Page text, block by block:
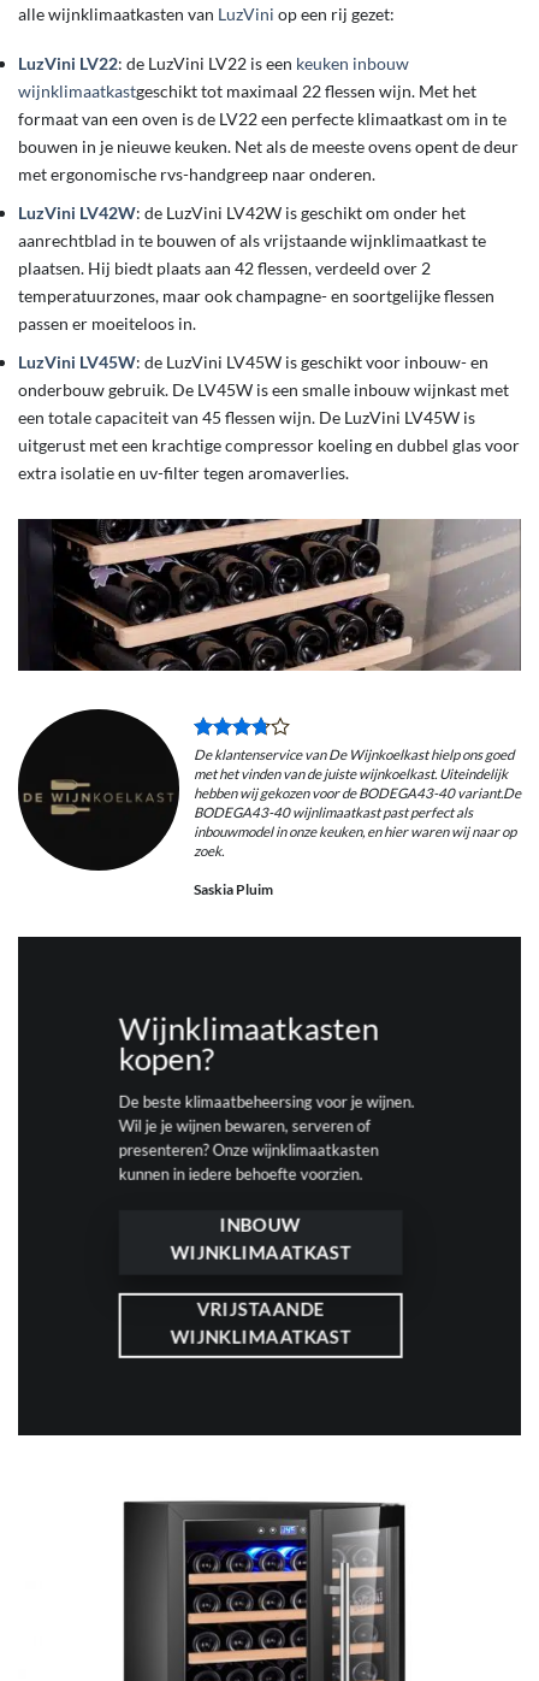
alle wijnklimaatkasten van LuzVini op een rij gezet:
LuzVini LV22: de LuzVini LV22 is een keuken inbouw
wijnklimaatkastgeschikt tot maximaal 22 flessen wijn. Met het
formaat van een oven is de LV22 een perfecte klimaatkast om in te
bouwen in je nieuwe keuken. Net als de meeste ovens opent de deur
met ergonomische rvs-handgreep naar onderen.
LuzVini LV42W: de LuzVini LV42W is geschikt om onder het
aanrechtblad in te bouwen of als vrijstaande wijnklimaatkast te
plaatsen. Hij biedt plaats aan 42 flessen, verdeeld over 2
temperatuurzones, maar ook champagne- en soortgelijke flessen
passen er moeiteloos in.
LuzVini LV45W: de LuzVini LV45W is geschikt voor inbouw- en
onderbouw gebruik. De LV45W is een smalle inbouw wijnkast met
een totale capaciteit van 45 flessen wijn. De LuzVini LV45W is
uitgerust met een krachtige compressor koeling en dubbel glas voor
extra isolatie en uv-filter tegen aromaverlies.
De klantenservice van De Wijnkoelkast hielp ons goed
met het vinden van de juiste wijnkoelkast. Uiteindelijk
hebben wij gekozen voor de BODEGA43-40 variant.De
BODEGA43-40 wijnlimaatkast past perfect als
inbouwmodel in onze keuken, en hier waren wij naar op
zoek.
Saskia Pluim
Wijnklimaatkasten
kopen?
De beste klimaatbeheersing voor je wijnen.
Wil je je wijnen bewaren, serveren of
presenteren? Onze wijnklimaatkasten
kunnen in iedere behoefte voorzien.
INBOUW
WIJNKLIMAATKAST
VRIJSTAANDE
WIJNKLIMAATKAST